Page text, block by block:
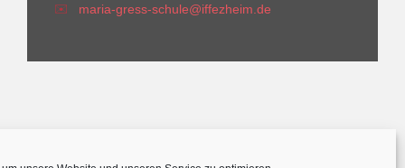
✉️
maria-gress-schule@iffezheim.de